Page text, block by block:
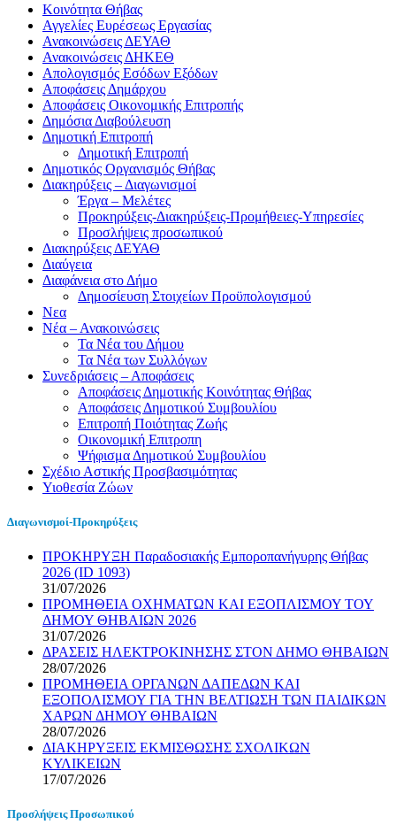
Kοινότητα Θήβας
Αγγελίες Ευρέσεως Εργασίας
Ανακοινώσεις ΔΕΥΑΘ
Ανακοινώσεις ΔΗΚΕΘ
Απολογισμός Εσόδων Εξόδων
Αποφάσεις Δημάρχου
Αποφάσεις Οικονομικής Επιτροπής
Δημόσια Διαβούλευση
Δημοτική Επιτροπή
Δημοτική Επιτροπή
Δημοτικός Οργανισμός Θήβας
Διακηρύξεις – Διαγωνισμοί
Έργα – Μελέτες
Προκηρύξεις-Διακηρύξεις-Προμήθειες-Υπηρεσίες
Προσλήψεις προσωπικού
Διακηρύξεις ΔΕΥΑΘ
Διαύγεια
Διαφάνεια στο Δήμο
Δημοσίευση Στοιχείων Προϋπολογισμού
Νεα
Νέα – Ανακοινώσεις
Τα Νέα του Δήμου
Τα Νέα των Συλλόγων
Συνεδριάσεις – Αποφάσεις
Αποφάσεις Δημοτικής Κοινότητας Θήβας
Αποφάσεις Δημοτικού Συμβουλίου
Επιτροπή Ποιότητας Ζωής
Οικονομική Επιτροπη
Ψήφισμα Δημοτικού Συμβουλίου
Σχέδιο Αστικής Προσβασιμότητας
Υιοθεσία Ζώων
Διαγωνισμοί-Προκηρύξεις
ΠΡΟΚΗΡΥΞΗ Παραδοσιακής Εμποροπανήγυρης Θήβας
2026 (ID 1093)
31/07/2026
ΠΡΟΜΗΘΕΙΑ ΟΧΗΜΑΤΩΝ ΚΑΙ ΕΞΟΠΛΙΣΜΟΥ ΤΟΥ
ΔΗΜΟΥ ΘΗΒΑΙΩΝ 2026
31/07/2026
ΔΡΑΣΕΙΣ ΗΛΕΚΤΡΟΚΙΝΗΣΗΣ ΣΤΟΝ ΔΗΜΟ ΘΗΒΑΙΩΝ
28/07/2026
ΠΡΟΜΗΘΕΙΑ ΟΡΓΑΝΩΝ ΔΑΠΕΔΩΝ ΚΑΙ
ΕΞΟΠΟΛΙΣΜΟΥ ΓΙΑ ΤΗΝ ΒΕΛΤΙΩΣΗ ΤΩΝ ΠΑΙΔΙΚΩΝ
ΧΑΡΩΝ ΔΗΜΟΥ ΘΗΒΑΙΩΝ
28/07/2026
ΔΙΑΚΗΡΥΞΕΙΣ ΕΚΜΙΣΘΩΣΗΣ ΣΧΟΛΙΚΩΝ
ΚΥΛΙΚΕΙΩΝ
17/07/2026
Προσλήψεις Προσωπικού